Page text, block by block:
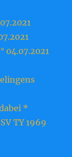
04.07.2021
*
TY 1969